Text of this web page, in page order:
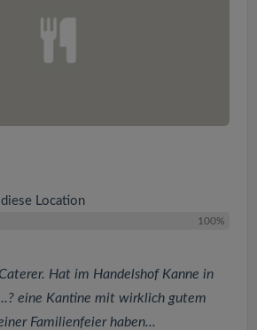
Location
100%
Hat im Handelshof Kanne in
eine Kantine mit wirklich gutem
Familienfeier haben...